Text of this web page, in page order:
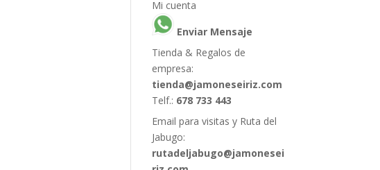
Mi cuenta
Enviar Mensaje
Tienda & Regalos de
empresa:
tienda@jamoneseiriz.com
Telf.: 678 733 443
Email para visitas y Ruta del
Jabugo:
rutadeljabugo@jamonesei